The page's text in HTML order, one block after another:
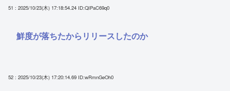
51 : 2025/10/23(木) 17:18:54.24 ID:QIPaC69q0
鮮度が落ちたからリリースしたのか
52 : 2025/10/23(木) 17:20:14.69 ID:wRmnGeOh0